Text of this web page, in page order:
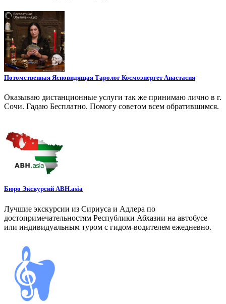
Потомственная Ясновидящая Таролог Космоэнергет Анастасия
Оказываю дистанционные услуги так же принимаю лично в г.
Сочи. Гадаю Бесплатно. Помогу советом всем обратившимся.
Бюро Экскурсий ABH.asia
Лучшие экскурсии из Сириуса и Адлера по
достопримечательностям Республики Абхазии на автобусе
или индивидуальным туром с гидом-водителем ежедневно.